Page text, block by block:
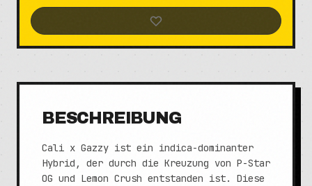
BESCHREIBUNG
Cali x Gazzy ist ein indica-dominanter
Hybrid, der durch die Kreuzung von P-Star
OG und Lemon Crush entstanden ist. Diese